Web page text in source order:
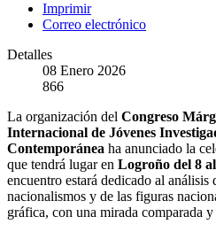
Imprimir
Correo electrónico
Detalles
08 Enero 2026
866
La organización del Congreso
Internacional de Jóvenes
Contemporánea ha anunciado la
que tendrá lugar en Logroño del 8
encuentro estará dedicado al
nacionalismos y de las figuras
gráfica, con una mirada comparada